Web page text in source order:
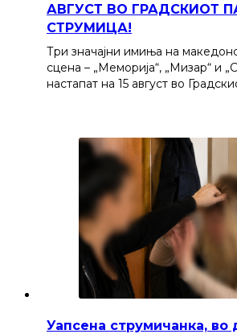
АВГУСТ ВО ГРАДСКИОТ
СТРУМИЦА!
Три значајни имиња на
сцена – „Меморија“, „Мизар“ и
настапат на 15 август во
Уапсена струмичанка, во